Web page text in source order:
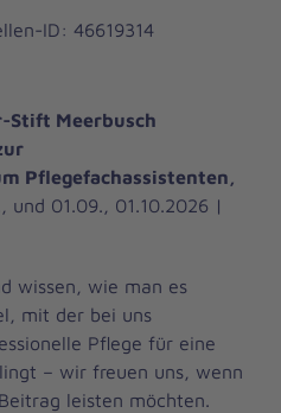
ID: 46619314
Stift Meerbusch
Pflegefachassistenten,
und 01.09., 01.10.2026 |
wissen, wie man es
mit der bei uns
Pflege für eine
– wir freuen uns, wenn
leisten möchten.